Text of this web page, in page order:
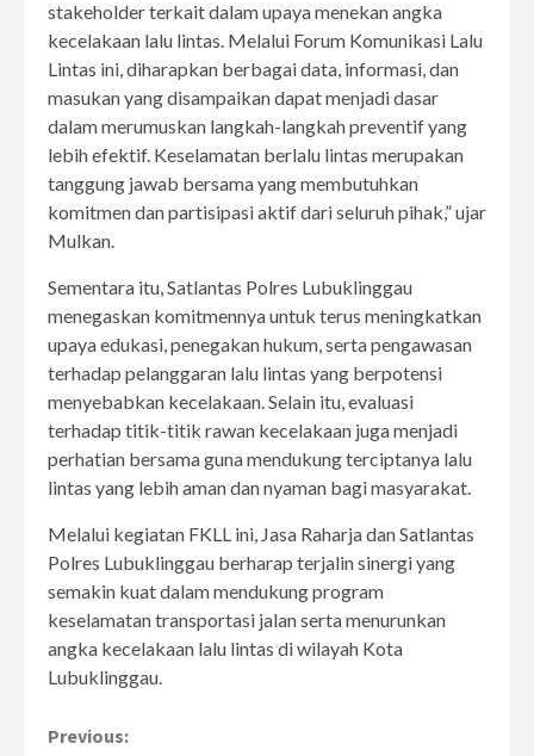
stakeholder terkait dalam upaya menekan angka
kecelakaan lalu lintas. Melalui Forum Komunikasi Lalu
Lintas ini, diharapkan berbagai data, informasi, dan
masukan yang disampaikan dapat menjadi dasar
dalam merumuskan langkah-langkah preventif yang
lebih efektif. Keselamatan berlalu lintas merupakan
tanggung jawab bersama yang membutuhkan
komitmen dan partisipasi aktif dari seluruh pihak,” ujar
Mulkan.
Sementara itu, Satlantas Polres Lubuklinggau
menegaskan komitmennya untuk terus meningkatkan
upaya edukasi, penegakan hukum, serta pengawasan
terhadap pelanggaran lalu lintas yang berpotensi
menyebabkan kecelakaan. Selain itu, evaluasi
terhadap titik-titik rawan kecelakaan juga menjadi
perhatian bersama guna mendukung terciptanya lalu
lintas yang lebih aman dan nyaman bagi masyarakat.
Melalui kegiatan FKLL ini, Jasa Raharja dan Satlantas
Polres Lubuklinggau berharap terjalin sinergi yang
semakin kuat dalam mendukung program
keselamatan transportasi jalan serta menurunkan
angka kecelakaan lalu lintas di wilayah Kota
Lubuklinggau.
Continue
Previous: